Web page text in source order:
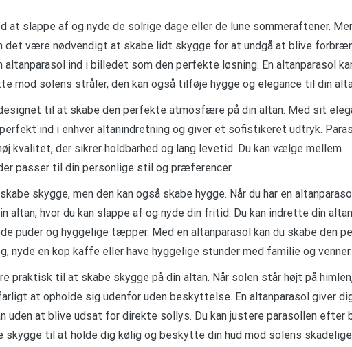
slappe af og nyde de solrige dage eller de lune sommeraftener.
det være nødvendigt at skabe lidt skygge for at undgå at blive
altanparasol ind i billedet som den perfekte løsning. En altanparasol
mod solens stråler, den kan også tilføje hygge og elegance til din
til at skabe den perfekte atmosfære på din altan. Med sit
ind i enhver altanindretning og giver et sofistikeret udtryk.
kvalitet, der sikrer holdbarhed og lang levetid. Du kan vælge mellem
passer til din personlige stil og præferencer.
skygge, men den kan også skabe hygge. Når du har en
altan, hvor du kan slappe af og nyde din fritid. Du kan indrette din
puder og hyggelige tæpper. Med en altanparasol kan du skabe den
en kop kaffe eller have hyggelige stunder med familie og venner.
praktisk til at skabe skygge på din altan. Når solen står højt på
at opholde sig udenfor uden beskyttelse. En altanparasol giver
uden at blive udsat for direkte sollys. Du kan justere parasollen efter
til at holde dig kølig og beskytte din hud mod solens